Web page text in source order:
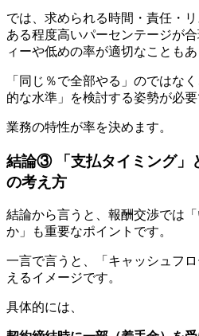
では、求められる時間・責任・
ある程度高いパーセンテージが
ィーや低めの率が適切なこともあ
「同じ％で全部やる」のではな
的な水準」を検討する姿勢が必要
業務の特性が率を決めます。
結論③ 「支払タイミング」
の考え方
結論から言うと、報酬交渉では
か」も重要なポイントです。
一言で言うと、「キャッシュフ
えるイメージです。
具体的には、